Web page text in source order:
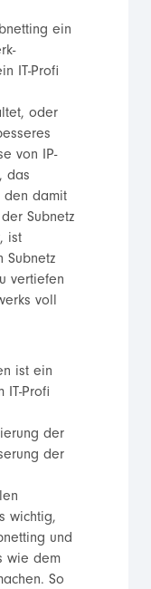
ein
IT-Profi
oder
von IP-
das
den damit
Subnetz
ist
Subnetz
vertiefen
voll
ist ein
IT-Profi
der
der
wichtig,
und
wie dem
So